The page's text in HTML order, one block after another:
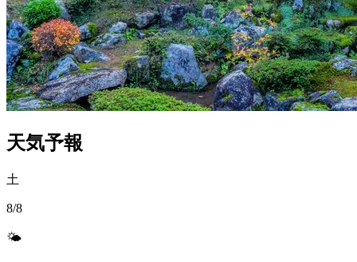
天気予報
土
8/8
🌤️